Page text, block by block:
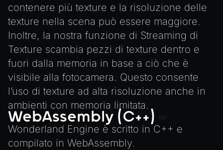
contenere più texture e la risoluzione delle
texture nella scena può essere maggiore.
Inoltre, la nostra funzione di Streaming di
Texture scambia pezzi di texture dentro e
fuori dalla memoria in base a ciò che è
visibile alla fotocamera. Questo consente
l’uso di texture ad alta risoluzione anche in
ambienti con memoria limitata.
WebAssembly (C++)
Wonderland Engine è scritto in C++ e
compilato in WebAssembly.
Emitter
GLTFExtensions
Interfaces
Logger
math
RetainEmitter
XRSessionState